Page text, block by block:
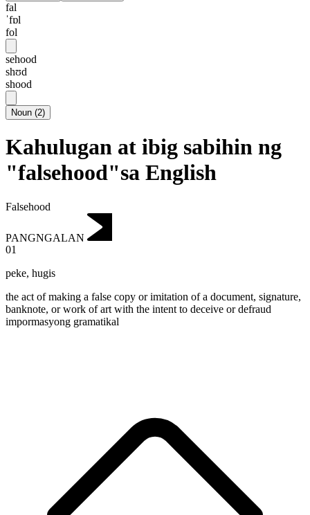
fal
ˈfɒl
fol
sehood
shʊd
shood
Noun (2)
Kahulugan at ibig sabihin ng
"falsehood"sa English
Falsehood
PANGNGALAN
01
peke, hugis
the act of making a false copy or imitation of a document, signature,
banknote, or work of art with the intent to deceive or defraud
impormasyong gramatikal